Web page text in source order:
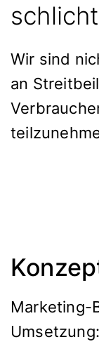
Wir sind
an
Marketing-
Umsetzung: